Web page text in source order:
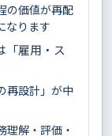
の価値が再配
なります
「雇用・ス
再設計」が中
理解・評価・